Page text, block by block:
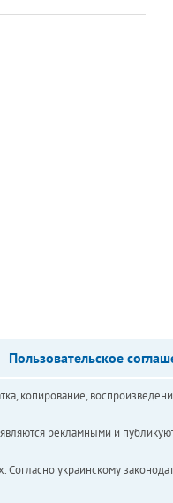
Пользовательское
копирование,
рекламными и
украинскому